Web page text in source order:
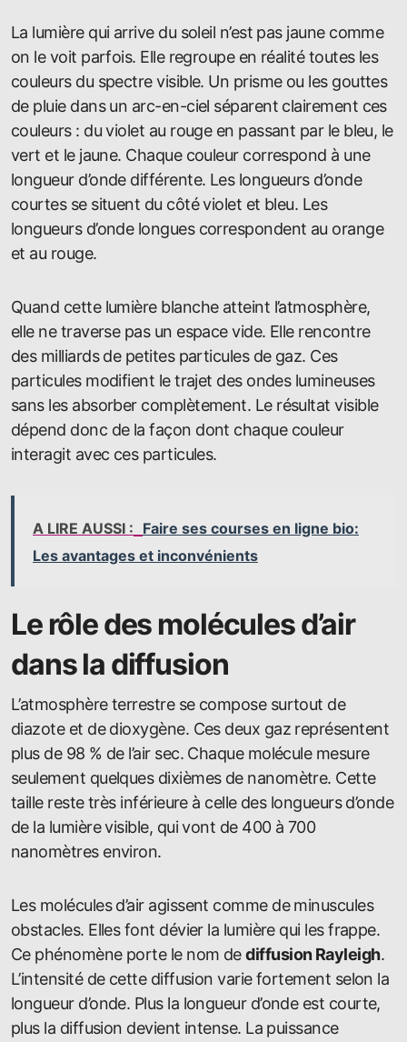
La lumière qui arrive du soleil n’est pas jaune comme
on le voit parfois. Elle regroupe en réalité toutes les
couleurs du spectre visible. Un prisme ou les gouttes
de pluie dans un arc-en-ciel séparent clairement ces
couleurs : du violet au rouge en passant par le bleu, le
vert et le jaune. Chaque couleur correspond à une
longueur d’onde différente. Les longueurs d’onde
courtes se situent du côté violet et bleu. Les
longueurs d’onde longues correspondent au orange
et au rouge.
Quand cette lumière blanche atteint l’atmosphère,
elle ne traverse pas un espace vide. Elle rencontre
des milliards de petites particules de gaz. Ces
particules modifient le trajet des ondes lumineuses
sans les absorber complètement. Le résultat visible
dépend donc de la façon dont chaque couleur
interagit avec ces particules.
A LIRE AUSSI : Faire ses courses en ligne bio:
Les avantages et inconvénients
Le rôle des molécules d’air
dans la diffusion
L’atmosphère terrestre se compose surtout de
diazote et de dioxygène. Ces deux gaz représentent
plus de 98 % de l’air sec. Chaque molécule mesure
seulement quelques dixièmes de nanomètre. Cette
taille reste très inférieure à celle des longueurs d’onde
de la lumière visible, qui vont de 400 à 700
nanomètres environ.
Les molécules d’air agissent comme de minuscules
obstacles. Elles font dévier la lumière qui les frappe.
Ce phénomène porte le nom dediffusion Rayleigh.
L’intensité de cette diffusion varie fortement selon la
longueur d’onde. Plus la longueur d’onde est courte,
plus la diffusion devient intense. La puissance